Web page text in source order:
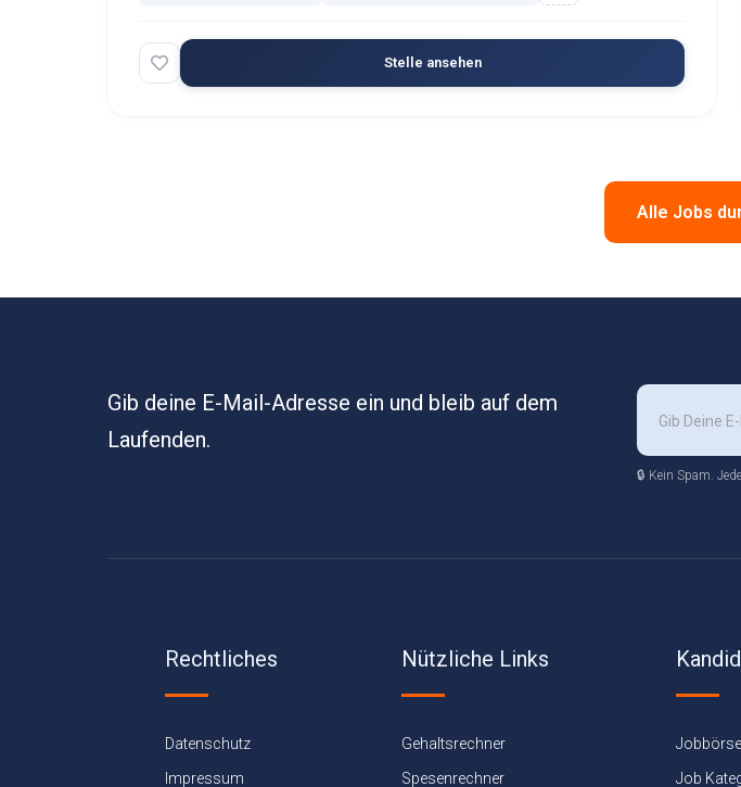
Stelle ansehen
Alle Jobs
Gib deine E-Mail-Adresse ein und bleib auf dem
Laufenden.
🔒 Kein Spam.
Rechtliches
Datenschutz
Impressum
Nützliche Links
Gehaltsrechner
Spesenrechner
Jobbörse
Job